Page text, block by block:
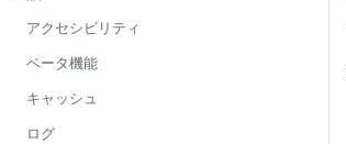
アクセシビリティ
ベータ機能
キャッシュ
ログ